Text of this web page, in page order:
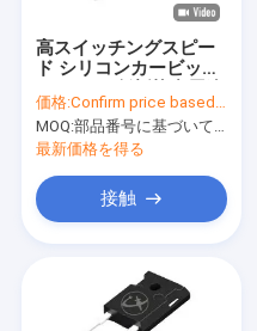
製品
高スイッチングスピー
ド シリコンカービッド
価格:Confirm price based on part number
MOQ:部品番号に基づいて数値を確認
最新価格を得る
接触